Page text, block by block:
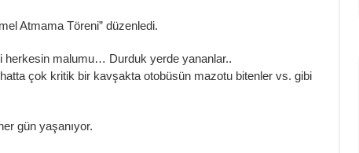
Atmama Töreni” düzenledi.
herkesin malumu… Durduk yerde yananlar..
çok kritik bir kavşakta otobüsün mazotu bitenler vs. gibi
gün yaşanıyor.